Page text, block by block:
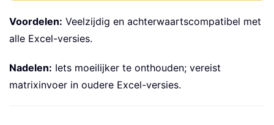
Voordelen: Veelzijdig en achterwaartscompatibel met
alle Excel-versies.
Nadelen: Iets moeilijker te onthouden; vereist
matrixinvoer in oudere Excel-versies.